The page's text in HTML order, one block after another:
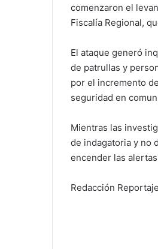
comenzaron el
Fiscalía Regional,
El ataque generó
de patrullas y
por el incremento
seguridad en
Mientras las
de indagatoria y no
encender las
Redacción